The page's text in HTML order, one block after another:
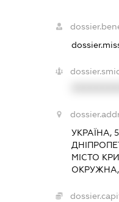
УКРАЇНА,
МІСТО
ОКРУЖНА,